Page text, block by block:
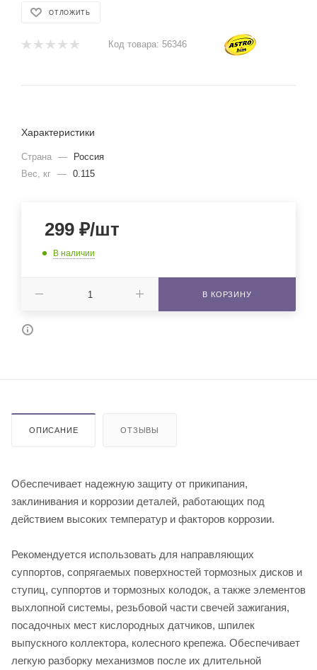
ОТЛОЖИТЬ
Код товара: 56346
Характеристики
Страна —
Россия
Вес, кг — 0.115
299 ₽/шт
В наличии
В КОРЗИНУ
ОПИСАНИЕ ОТЗЫВЫ
Обеспечивает надежную защиту от прикипания,
заклинивания и коррозии деталей, работающих под
действием высоких температур и факторов коррозии.
Рекомендуется использовать для направляющих
суппортов, сопрягаемых поверхностей тормозных дисков и
ступиц, суппортов и тормозных колодок, а также элементов
выхлопной системы, резьбовой части свечей зажигания,
посадочных мест кислородных датчиков, шпилек
выпускного коллектора, колесного крепежа. Обеспечивает
легкую разборку механизмов после их длительной